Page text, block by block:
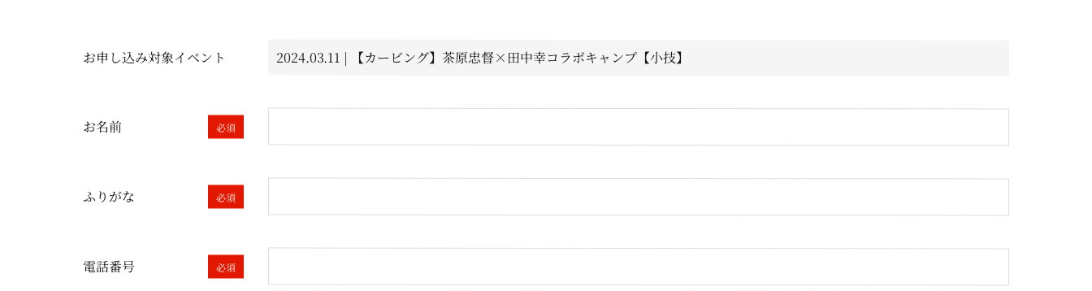
お申し込み対象イベント
お名前 必須
ふりがな 必須
電話番号 必須